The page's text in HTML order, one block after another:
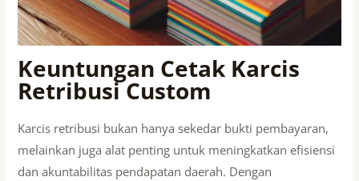
Keuntungan Cetak Karcis
Retribusi Custom
Karcis retribusi bukan hanya sekedar bukti pembayaran,
melainkan juga alat penting untuk meningkatkan efisiensi
dan akuntabilitas pendapatan daerah. Dengan